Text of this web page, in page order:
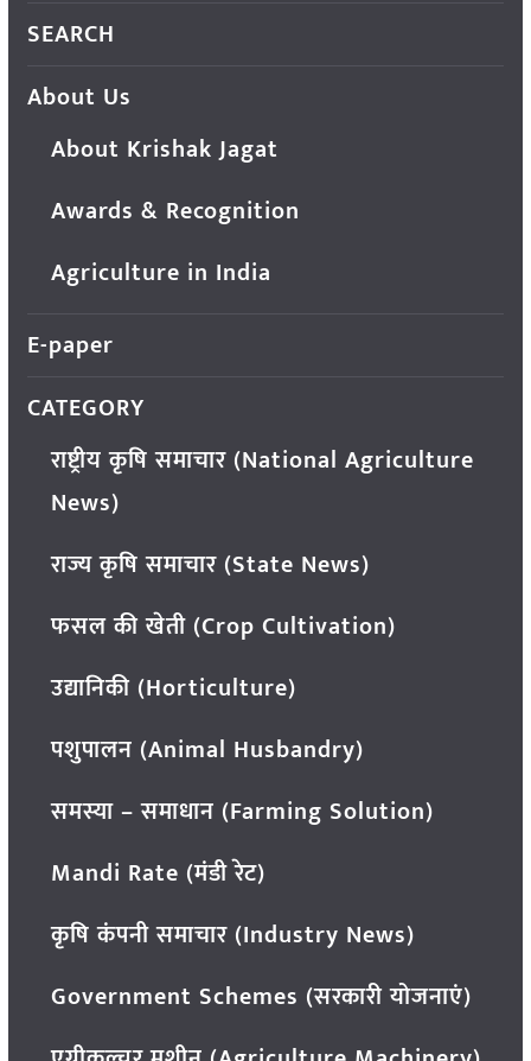
SEARCH
About Us
About Krishak Jagat
Awards & Recognition
Agriculture in India
E-paper
CATEGORY
राष्ट्रीय कृषि समाचार (National Agriculture
News)
राज्य कृषि समाचार (State News)
फसल की खेती (Crop Cultivation)
उद्यानिकी (Horticulture)
पशुपालन (Animal Husbandry)
समस्या – समाधान (Farming Solution)
Mandi Rate (मंडी रेट)
कृषि कंपनी समाचार (Industry News)
Government Schemes (सरकारी योजनाएं)